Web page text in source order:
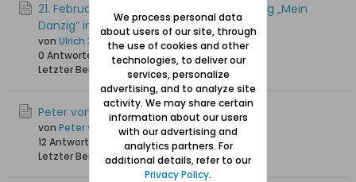
21. Februar 2026: Eröffnung der Ausstellung „Mein
Danzig“ im Forum Gdańsk
von Ulrich 31
0 Antworten
137 Hits0 Likes
Letzter Beitrag
20.02.2026, 13:57
Peter von Groddeck
von Peter von Groddeck
12 Antworten
249 Hits0 Likes
Letzter Beitrag13.02.2026, 10:43
We process personal data
about users of our site, through
the use of cookies and other
technologies, to deliver our
services, personalize
advertising, and to analyze site
activity. We may share certain
information about our users
with our advertising and
analytics partners. For
additional details, refer to our
Privacy Policy.